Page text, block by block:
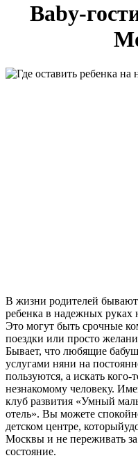
Baby-
В жизни родителей бывают
ребенка в надежных руках
Это могут быть срочные
поездки или просто
Бывает, что любящие
услугами няни на
пользуются, а искать кого-
незнакомому человеку.
клуб развития «Умный
отель». Вы можете
детском центре,
Москвы и не переживать
состояние.